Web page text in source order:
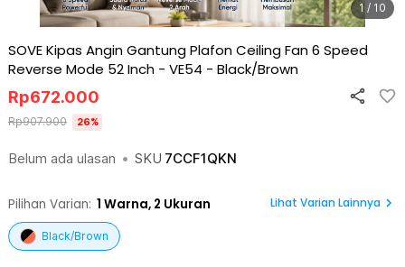
1 / 10
SOVE Kipas Angin Gantung Plafon Ceiling Fan 6 Speed
Reverse Mode 52 Inch - VE54 - Black/Brown
Belum ada ulasan • SKU 7CCF1QKN
Rp672.000
Rp907.900 26%
Pilihan Varian: 1 Warna, 2 Ukuran Lihat Varian Lainnya
Black/Brown